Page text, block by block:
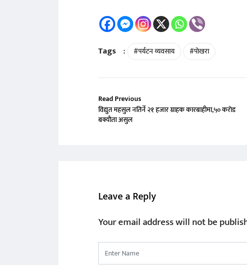
Tags : #पर्यटन व्यवसाय #पाेखरा
Read Previous
विद्युत महसुल नतिर्ने २१ हजार ग्राहक कारबाहीमा,५० कराेड
बक्याैता असुल
Leave a Reply
Your email address will not be